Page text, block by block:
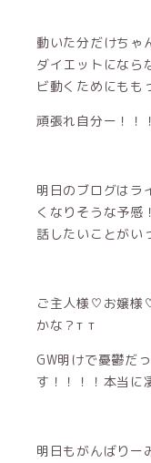
動いた分だけちゃ
ダイエットになら
ビ動くためにもも
頑張れ自分ー！！
明日のブログはラ
くなりそうな予感
話したいことがい
ご主人様♡お嬢様
かな？‬т т
GW明けで憂鬱だ
す！！！！本当に
明日もがんばりー